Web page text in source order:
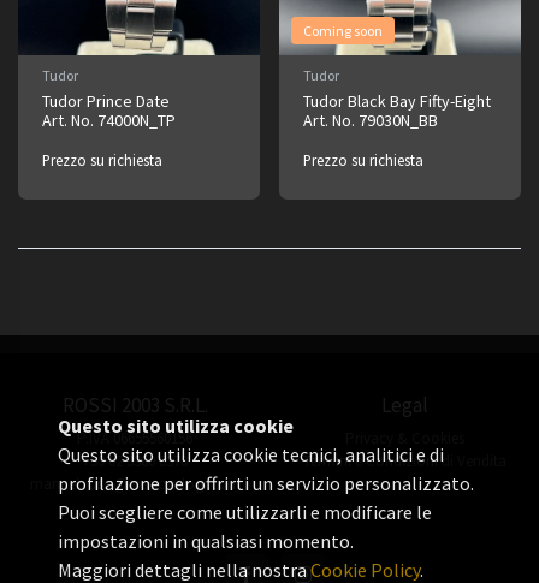
Tudor
Tudor Prince Date
Art. No. 74000N_TP
Prezzo su richiesta
Coming soon
Tudor
Tudor Black Bay Fifty-Eight
Art. No. 79030N_BB
Prezzo su richiesta
ROSSI 2003 S.R.L.
P.IVA 06655560156
+39 02 3360 8378
manuel.rossi@rossiorologi.com
Legal
Termini e Condizioni di Vendita
Questo sito utilizza cookie
Questo sito utilizza cookie tecnici, analitici e di
profilazione per offrirti un servizio personalizzato.
Puoi scegliere come utilizzarli e modificare le
impostazioni in qualsiasi momento.
Maggiori dettagli nella nostraCookie Policy.